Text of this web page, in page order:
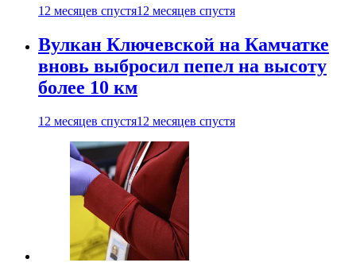
12 месяцев спустя12 месяцев спустя
Вулкан Ключевской на Камчатке
вновь выбросил пепел на высоту
более 10 км
12 месяцев спустя12 месяцев спустя